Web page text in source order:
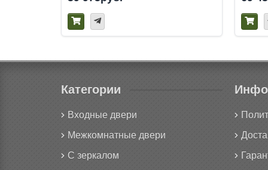
Категории
Входные двери
Межкомнатные двери
С зеркалом